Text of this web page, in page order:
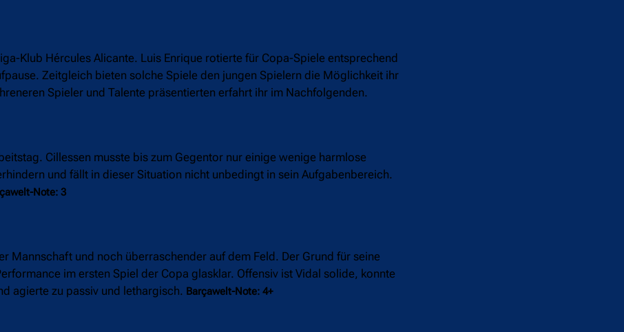
Klub Hércules Alicante. Luis Enrique rotierte für Copa-Spiele entsprechend
Zeitgleich bieten solche Spiele den jungen Spielern die Möglichkeit ihr
Spieler und Talente präsentierten erfahrt ihr im Nachfolgenden.
Cillessen musste bis zum Gegentor nur einige wenige harmlose
und fällt in dieser Situation nicht unbedingt in sein Aufgabenbereich.
Note: 3
Mannschaft und noch überraschender auf dem Feld. Der Grund für seine
im ersten Spiel der Copa glasklar. Offensiv ist Vidal solide, konnte
agierte zu passiv und lethargisch. Barçawelt-Note: 4+